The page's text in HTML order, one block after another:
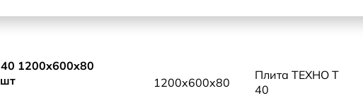
1200x600x80
1200x600x80
Плита ТЕХНО Т
40